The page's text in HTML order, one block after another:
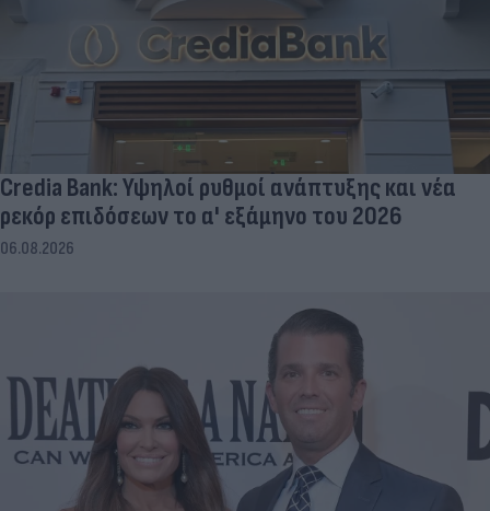
Credia Bank: Υψηλοί ρυθμοί ανάπτυξης και νέα
ρεκόρ επιδόσεων το α' εξάμηνο του 2026
06.08.2026